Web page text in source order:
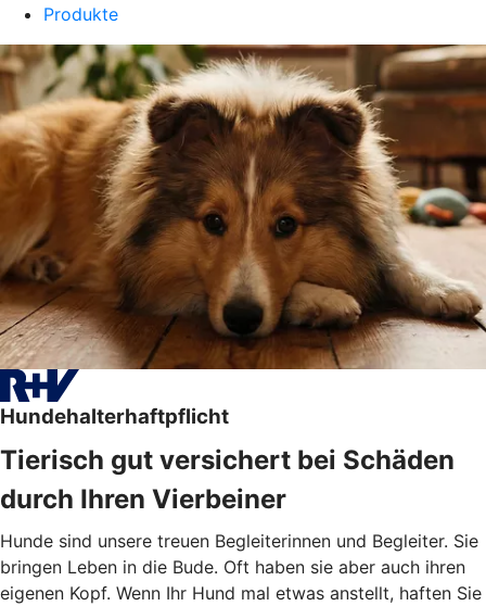
Produkte
Hundehalterhaftpflicht
Tierisch gut versichert bei Schäden
durch Ihren Vierbeiner
Hunde sind unsere treuen Begleiterinnen und Begleiter. Sie
bringen Leben in die Bude. Oft haben sie aber auch ihren
eigenen Kopf. Wenn Ihr Hund mal etwas anstellt, haften Sie